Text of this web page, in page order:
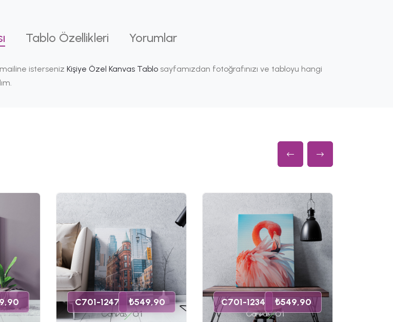
Tablo Özellikleri Yorumlar
mailine isterseniz Kişiye Özel Kanvas Tablo sayfamızdan fotoğrafınızı ve tabloyu hangi
C701-1247 ₺549,90 C701-1234 ₺549,90